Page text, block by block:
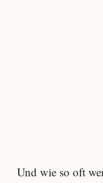
Und wie so oft